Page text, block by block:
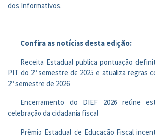
dos Informativos.
Confira as notícias desta edição:
Receita Estadual publica pontuação
PIT do 2º semestre de 2025 e atualiza regras
2º semestre de 2026
Encerramento do DIEF 2026 reúne
celebração da cidadania fiscal
Prêmio Estadual de Educação Fiscal